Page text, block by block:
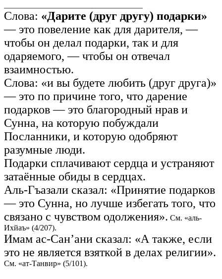
Слова: «Дарите (друг другу) подарки»
— это повеление как для дарителя, —
чтобы он делал подарки, так и для
одаряемого, — чтобы он отвечал
взаимностью.
Слова: «и вы будете любить (друг друга)»
— это по причине того, что дарение
подарков — это благородный нрав и
Сунна, на которую побуждали
Посланники, и которую одобряют
разумные люди.
Подарки сплачивают сердца и устраняют
затаённые обиды в сердцах.
Аль-Гъазали сказал: «Принятие подарков
— это Сунна, но лучше избегать того, что
связано с чувством одолжения». См. «аль-
Ихйаъ» (4/207).
Имам ас-Сан’ани сказал: «А также, если
это не является взяткой в делах религии».
См. «ат-Танвир» (5/101).